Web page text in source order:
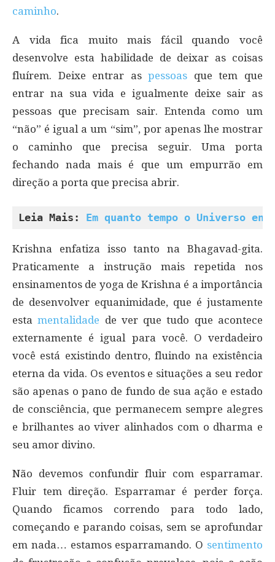
caminho.
A vida fica muito mais fácil quando você
desenvolve esta habilidade de deixar as coisas
fluírem. Deixe entrar aspessoas que tem que
entrar na sua vida e igualmente deixe sair as
pessoas que precisam sair. Entenda como um
“não” é igual a um “sim”, por apenas lhe mostrar
o caminho que precisa seguir. Uma porta
fechando nada mais é que um empurrão em
direção a porta que precisa abrir.
Leia Mais: Em quanto tempo o Universo
Krishna enfatiza isso tanto na Bhagavad-gita.
Praticamente a instrução mais repetida nos
ensinamentos de yoga de Krishna é a importância
de desenvolver equanimidade, que é justamente
estamentalidade de ver que tudo que acontece
externamente é igual para você. O verdadeiro
você está existindo dentro, fluindo na existência
eterna da vida. Os eventos e situações a seu redor
são apenas o pano de fundo de sua ação e estado
de consciência, que permanecem sempre alegres
e brilhantes ao viver alinhados com o dharma e
seu amor divino.
Não devemos confundir fluir com esparramar.
Fluir tem direção. Esparramar é perder força.
Quando ficamos correndo para todo lado,
começando e parando coisas, sem se aprofundar
em nada… estamos esparramando. O sentimento